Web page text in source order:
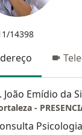
14398
João Emídio da
-
Psicologia